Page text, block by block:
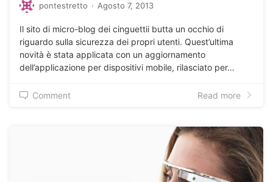
pontestretto · Agosto 7, 2013
Il sito di micro-blog dei cinguettii butta un occhio di
riguardo sulla sicurezza dei propri utenti. Quest’ultima
novità è stata applicata con un aggiornamento
dell’applicazione per dispositivi mobile, rilasciato per…
Comment Read more